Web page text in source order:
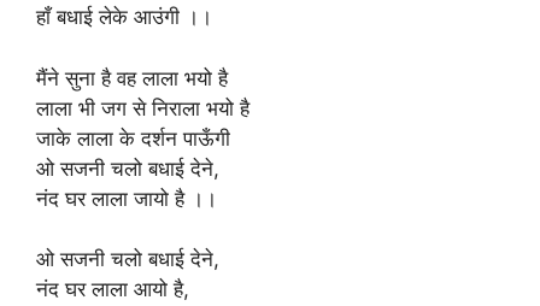
हाँ बधाई लेके आउंगी ।।
मैंने सुना है वह लाला भयो है
लाला भी जग से निराला भयो है
जाके लाला के दर्शन पाऊँगी
ओ सजनी चलो बधाई देने,
नंद घर लाला जायो है ।।
ओ सजनी चलो बधाई देने,
नंद घर लाला आयो है,